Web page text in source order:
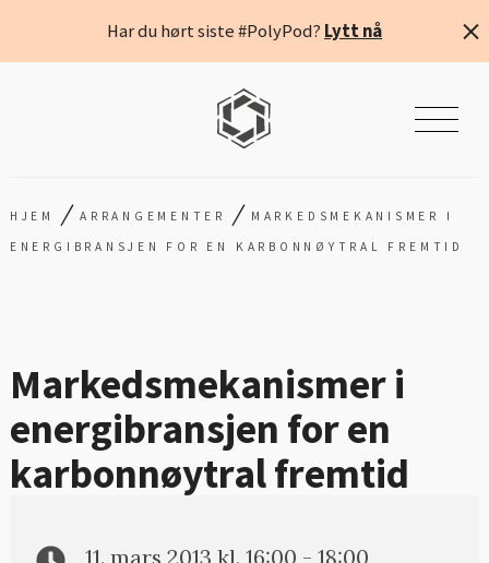
Har du hørt siste #PolyPod? Lytt nå
HJEM /ARRANGEMENTER / MARKEDSMEKANISMER I
ENERGIBRANSJEN FOR EN KARBONNØYTRAL FREMTID
Markedsmekanismer i
energibransjen for en
karbonnøytral fremtid
11. mars 2013 kl. 16:00 - 18:00